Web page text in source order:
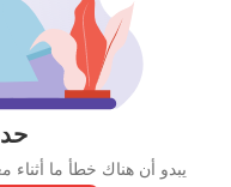
يبدو أن هناك خطأ ما